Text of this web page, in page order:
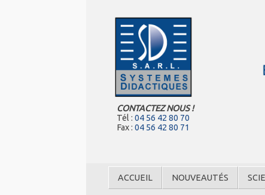
CONTACTEZ NOUS !
Tél : 04 56 42 80 70
Fax : 04 56 42 80 71
ACCUEIL NOUVEAUTÉS